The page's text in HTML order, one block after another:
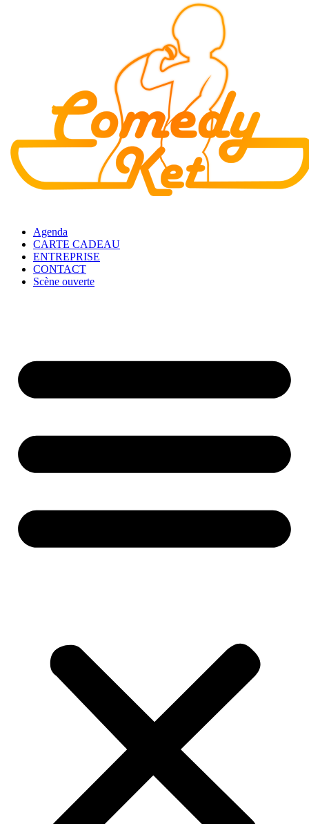
Agenda
CARTE CADEAU
ENTREPRISE
CONTACT
Scène ouverte